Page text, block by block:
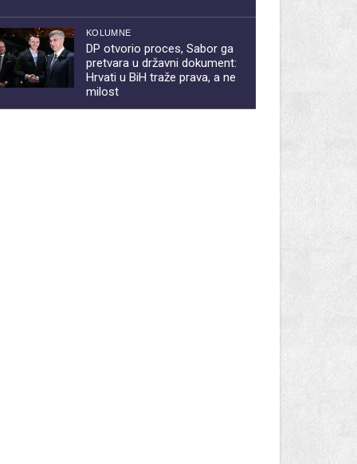
KOLUMNE
DP otvorio proces, Sabor ga
pretvara u državni dokument:
Hrvati u BiH traže prava, a ne
milost